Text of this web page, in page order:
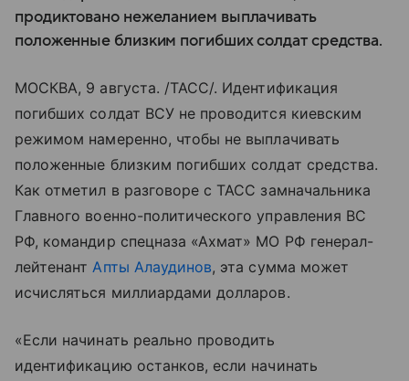
продиктовано нежеланием выплачивать
положенные близким погибших солдат средства.
МОСКВА, 9 августа. /ТАСС/. Идентификация
погибших солдат ВСУ не проводится киевским
режимом намеренно, чтобы не выплачивать
положенные близким погибших солдат средства.
Как отметил в разговоре с ТАСС замначальника
Главного военно-политического управления ВС
РФ, командир спецназа «Ахмат» МО РФ генерал-
лейтенантАпты Алаудинов, эта сумма может
исчисляться миллиардами долларов.
«Если начинать реально проводить
идентификацию останков, если начинать